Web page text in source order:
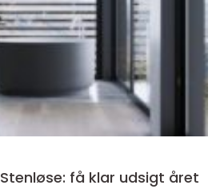
få klar udsigt året